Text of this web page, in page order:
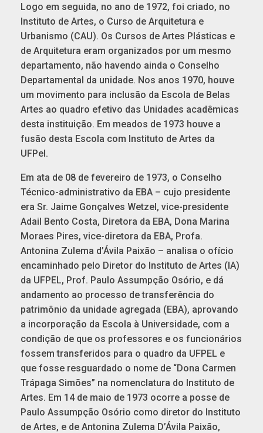
Logo em seguida, no ano de 1972, foi criado, no
Instituto de Artes, o Curso de Arquitetura e
Urbanismo (CAU). Os Cursos de Artes Plásticas e
de Arquitetura eram organizados por um mesmo
departamento, não havendo ainda o Conselho
Departamental da unidade. Nos anos 1970, houve
um movimento para inclusão da Escola de Belas
Artes ao quadro efetivo das Unidades acadêmicas
desta instituição. Em meados de 1973 houve a
fusão desta Escola com Instituto de Artes da
UFPel.
Em ata de 08 de fevereiro de 1973, o Conselho
Técnico-administrativo da EBA – cujo presidente
era Sr. Jaime Gonçalves Wetzel, vice-presidente
Adail Bento Costa, Diretora da EBA, Dona Marina
Moraes Pires, vice-diretora da EBA, Profa.
Antonina Zulema d’Ávila Paixão – analisa o ofício
encaminhado pelo Diretor do Instituto de Artes (IA)
da UFPEL, Prof. Paulo Assumpção Osório, e dá
andamento ao processo de transferência do
patrimônio da unidade agregada (EBA), aprovando
a incorporação da Escola à Universidade, com a
condição de que os professores e os funcionários
fossem transferidos para o quadro da UFPEL e
que fosse resguardado o nome de “Dona Carmen
Trápaga Simões” na nomenclatura do Instituto de
Artes. Em 14 de maio de 1973 ocorre a posse de
Paulo Assumpção Osório como diretor do Instituto
de Artes, e de Antonina Zulema D’Ávila Paixão,